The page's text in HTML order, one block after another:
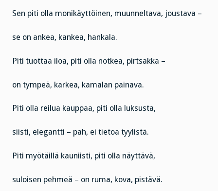
Sen piti olla monikäyttöinen, muunneltava, joustava –
se on ankea, kankea, hankala.
Piti tuottaa iloa, piti olla notkea, pirtsakka –
on tympeä, karkea, kamalan painava.
Piti olla reilua kauppaa, piti olla luksusta,
siisti, elegantti – pah, ei tietoa tyylistä.
Piti myötäillä kauniisti, piti olla näyttävä,
suloisen pehmeä – on ruma, kova, pistävä.